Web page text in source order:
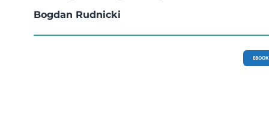
Bogdan Rudnicki
EBOOK